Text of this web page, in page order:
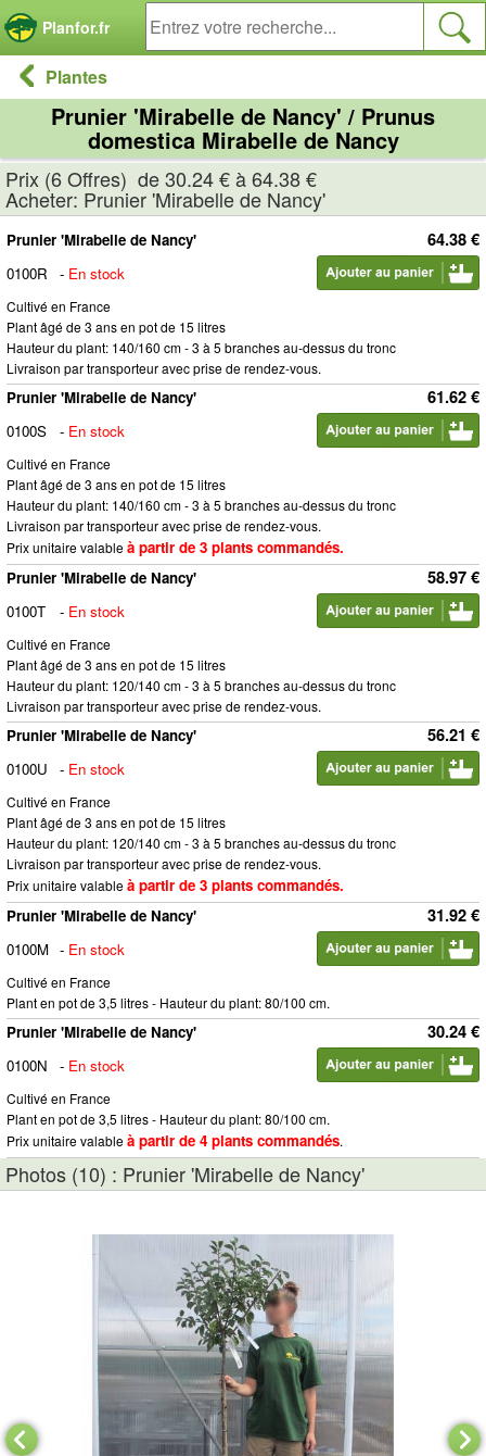
Planfor.fr
Plantes
Prunier 'Mirabelle de Nancy' / Prunus
domestica Mirabelle de Nancy
Prix (6 Offres) de 30.24 € à 64.38 €
Acheter: Prunier 'Mirabelle de Nancy'
64.38 €
Prunier 'Mirabelle de Nancy'
0100R
- En stock
Cultivé en France
Plant âgé de 3 ans en pot de 15 litres
Hauteur du plant: 140/160 cm - 3 à 5 branches au-dessus du tronc
Livraison par transporteur avec prise de rendez-vous.
61.62 €
Prunier 'Mirabelle de Nancy'
0100S
- En stock
Cultivé en France
Plant âgé de 3 ans en pot de 15 litres
Hauteur du plant: 140/160 cm - 3 à 5 branches au-dessus du tronc
Livraison par transporteur avec prise de rendez-vous.
Prix unitaire valableà partir de 3 plants commandés.
58.97 €
Prunier 'Mirabelle de Nancy'
0100T
- En stock
Cultivé en France
Plant âgé de 3 ans en pot de 15 litres
Hauteur du plant: 120/140 cm - 3 à 5 branches au-dessus du tronc
Livraison par transporteur avec prise de rendez-vous.
56.21 €
Prunier 'Mirabelle de Nancy'
0100U
- En stock
Cultivé en France
Plant âgé de 3 ans en pot de 15 litres
Hauteur du plant: 120/140 cm - 3 à 5 branches au-dessus du tronc
Livraison par transporteur avec prise de rendez-vous.
Prix unitaire valableà partir de 3 plants commandés.
31.92 €
Prunier 'Mirabelle de Nancy'
0100M - En stock
Cultivé en France
Plant en pot de 3,5 litres - Hauteur du plant: 80/100 cm.
30.24 €
Prunier 'Mirabelle de Nancy'
0100N
- En stock
Cultivé en France
Plant en pot de 3,5 litres - Hauteur du plant: 80/100 cm.
Prix unitaire valableà partir de 4 plants commandés.
Photos (10) : Prunier 'Mirabelle de Nancy'
Panneau de gestion des cookies